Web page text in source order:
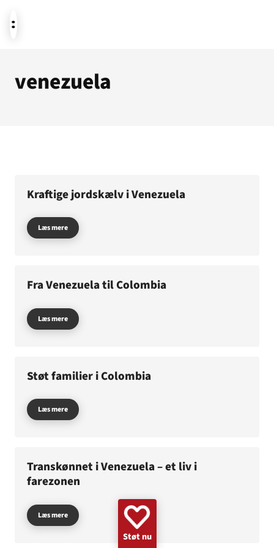
Aktuelt
Om os
GAZA KVINDER UKRAINE NØDHJÆLP
MINERYDNING
venezuela
Kraftige jordskælv i Venezuela
Læs mere
Fra Venezuela til Colombia
Læs mere
Støt familier i Colombia
Læs mere
Transkønnet i Venezuela – et liv i
farezonen
Læs mere
Støt nu